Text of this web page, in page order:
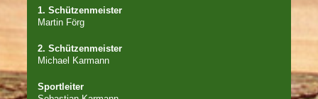
1. Schützenmeister
Martin Förg
2. Schützenmeister
Michael Karmann
Sportleiter